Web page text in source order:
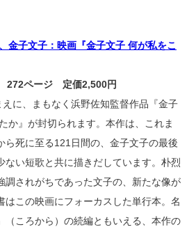
金子文子：映画『金子文子 何が私をこ
ページ 定価2,500円
に、まもなく浜野佐知監督作品『金子
か』が封切られます。本作は、これま
ら死に至る121日間の、金子文子の最後
ない短歌と共に描きだしています。朴烈
調されがちであった文子の、新たな像が
はこの映画にフォーカスした単行本。名
（ころから）の続編ともいえる、本作の